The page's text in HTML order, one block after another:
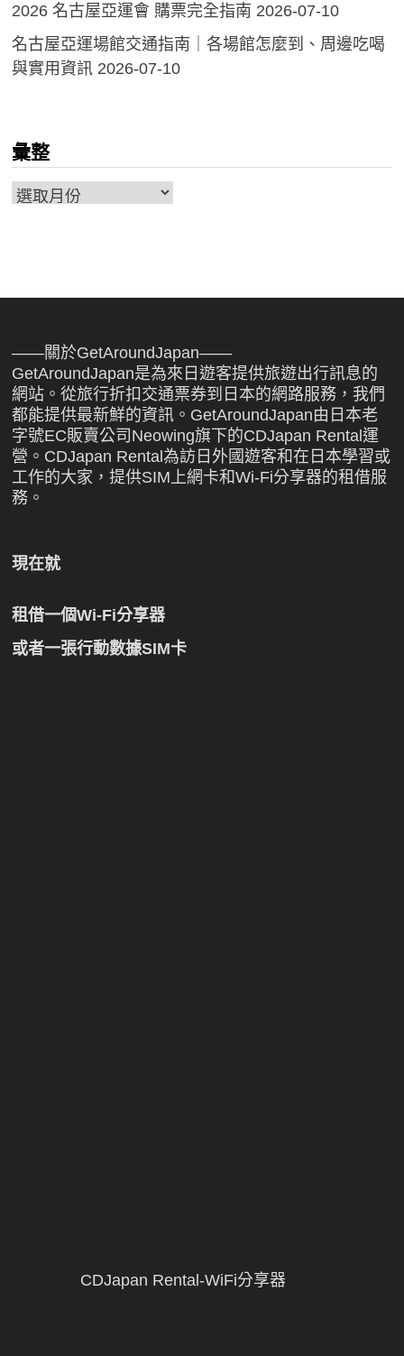
2026 名古屋亞運會 購票完全指南 2026-07-10
名古屋亞運場館交通指南｜各場館怎麼到、周邊吃喝
與實用資訊 2026-07-10
彙整
彙
——關於GetAroundJapan——
GetAroundJapan是為來日遊客提供旅遊出行訊息的
網站。從旅行折扣交通票券到日本的網路服務，我們
都能提供最新鮮的資訊。GetAroundJapan由日本老
字號EC販賣公司Neowing旗下的CDJapan Rental運
營。CDJapan Rental為訪日外國遊客和在日本學習或
工作的大家，提供SIM上網卡和Wi-Fi分享器的租借服
務。
現在就
租借一個Wi-Fi分享器
或者一張行動數據SIM卡
CDJapan Rental-WiFi分享器